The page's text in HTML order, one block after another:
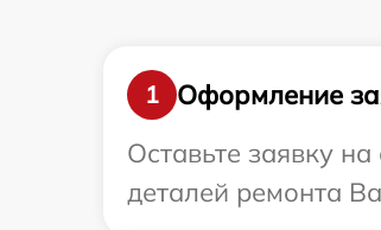
1
Оформление
Оставьте заявку
деталей ремонта